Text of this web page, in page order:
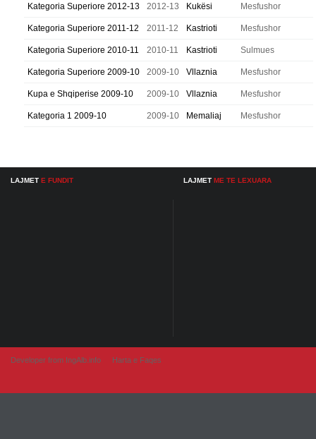
Kategoria Superiore 2012-13 2012-13 Kukësi Mesfushor
Kategoria Superiore 2011-12 2011-12 Kastrioti Mesfushor
Kategoria Superiore 2010-11 2010-11 Kastrioti Sulmues
Kategoria Superiore 2009-10 2009-10 Vllaznia Mesfushor
Kupa e Shqiperise 2009-10 2009-10 Vllaznia Mesfushor
Kategoria 1 2009-10 2009-10 Memaliaj Mesfushor
LAJMET E FUNDIT LAJMET ME TE LEXUARA
Developer from IngAlb.info Harta e Faqes